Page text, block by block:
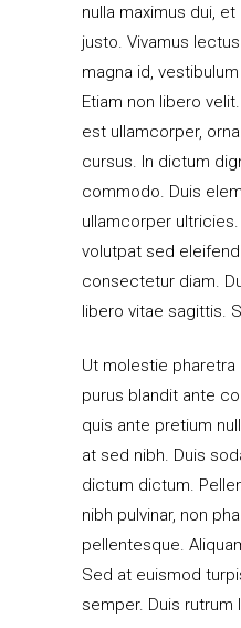
nulla maximus dui,
justo. Vivamus
magna id,
Etiam non libero
est ullamcorper,
cursus. In dictum
commodo. Duis
ullamcorper
volutpat sed
consectetur diam.
libero vitae sagittis.
Ut molestie
purus blandit ante
quis ante pretium
at sed nibh. Duis
dictum dictum.
nibh pulvinar, non
pellentesque.
Sed at euismod
semper. Duis rutrum